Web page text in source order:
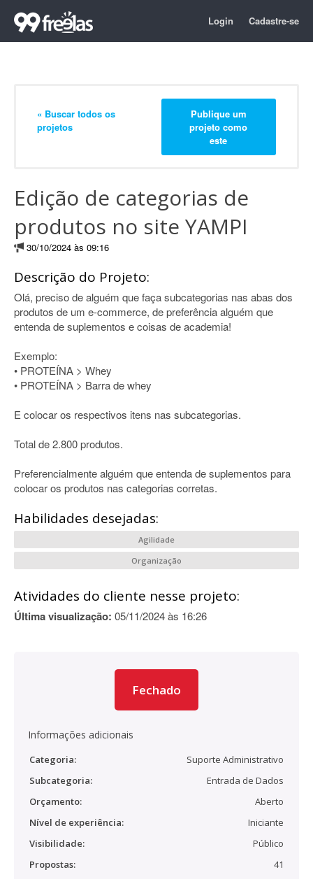
Login Cadastre-se
« Buscar todos os
projetos
Publique um
projeto como
este
Edição de categorias de
produtos no site YAMPI
30/10/2024 às 09:16
Descrição do Projeto:
Olá, preciso de alguém que faça subcategorias nas abas dos
produtos de um e-commerce, de preferência alguém que
entenda de suplementos e coisas de academia!
Exemplo:
• PROTEÍNA > Whey
• PROTEÍNA > Barra de whey
E colocar os respectivos itens nas subcategorias.
Total de 2.800 produtos.
Preferencialmente alguém que entenda de suplementos para
colocar os produtos nas categorias corretas.
Habilidades desejadas:
Agilidade
Organização
Atividades do cliente nesse projeto:
Última visualização: 05/11/2024 às 16:26
Fechado
Informações adicionais
Categoria:
Suporte Administrativo
Subcategoria:
Entrada de Dados
Orçamento:
Aberto
Nível de experiência:
Iniciante
Visibilidade:
Público
Propostas:
41